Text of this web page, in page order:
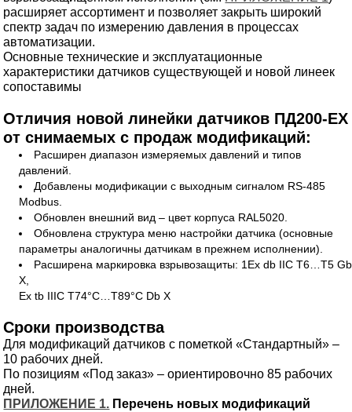
расширяет ассортимент и позволяет закрыть широкий
спектр задач по измерению давления в процессах
автоматизации.
Основные технические и эксплуатационные
характеристики датчиков существующей и новой линеек
сопоставимы
Отличия новой линейки датчиков ПД200-ЕХ
от снимаемых с продаж модификаций:
Расширен диапазон измеряемых давлений и типов
давлений.
Добавлены модификации с выходным сигналом RS-485
Modbus.
Обновлен внешний вид – цвет корпуса RAL5020.
Обновлена структура меню настройки датчика (основные
параметры аналогичны датчикам в прежнем исполнении).
Расширена маркировка взрывозащиты: 1Ex db IIC T6…T5 Gb
X,
Ex tb IIIC T74°C…T89°C Db X
Сроки производства
Для модификаций датчиков с пометкой «Стандартный» –
10 рабочих дней.
По позициям «Под заказ» – ориентировочно 85 рабочих
дней.
ПРИЛОЖЕНИЕ 1. Перечень новых модификаций